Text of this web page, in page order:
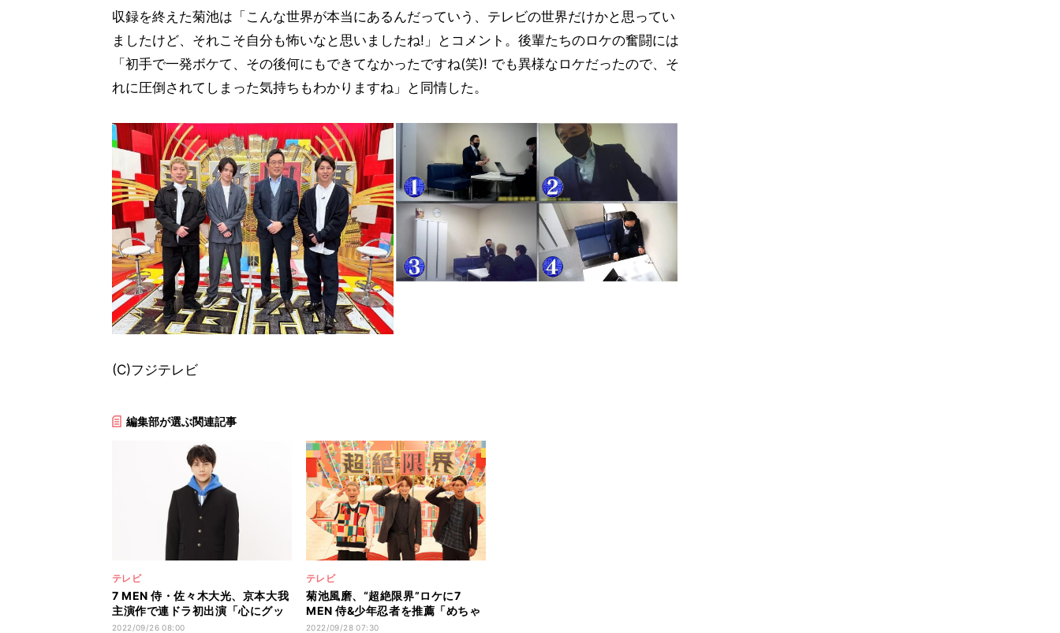
収録を終えた菊池は「こんな世界が本当にあるんだっていう、テレビの世界だけかと思ってい
ましたけど、それこそ自分も怖いなと思いましたね!」とコメント。後輩たちのロケの奮闘には
「初手で一発ボケて、その後何にもできてなかったですね(笑)! でも異様なロケだったので、そ
れに圧倒されてしまった気持ちもわかりますね」と同情した。
(C)フジテレビ
編集部が選ぶ関連記事
テレビ
7 MEN 侍・佐々木大光、京本大我
主演作で連ドラ初出演「心にグッ
ときています」
2022/09/26 08:00
テレビ
菊池風磨、“超絶限界”ロケに7
MEN 侍&少年忍者を推薦「めちゃ
くちゃたぎってる」
2022/09/28 07:30